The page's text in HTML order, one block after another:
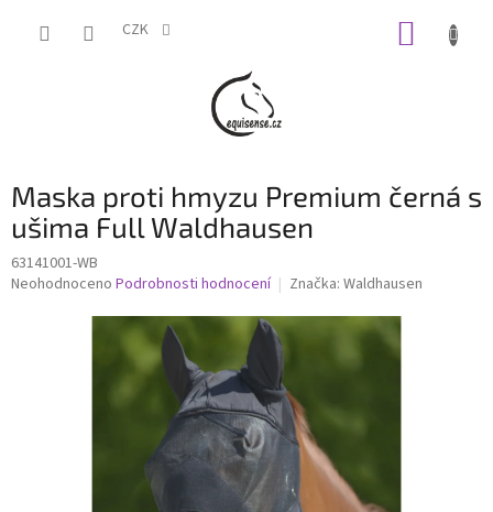
CZK
Maska proti hmyzu Premium černá s
ušima Full Waldhausen
63141001-WB
Průměrné
Neohodnoceno Podrobnosti hodnocení Značka: Waldhausen